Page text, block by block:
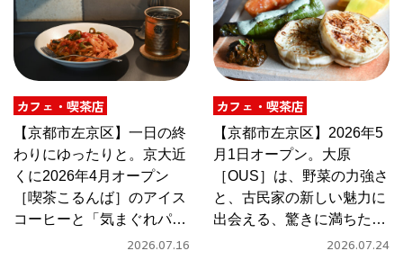
カフェ・喫茶店
【京都市左京区】一日の終
わりにゆったりと。京大近
くに2026年4月オープン
［喫茶こるんば］のアイス
コーヒーと「気まぐれパス
2026.07.16
カフェ・喫茶店
【京都市左京区】2026年5
月1日オープン。大原
［OUS］は、野菜の力強さ
と、古民家の新しい魅力に
出会える、驚きに満ちたカ
2026.07.24